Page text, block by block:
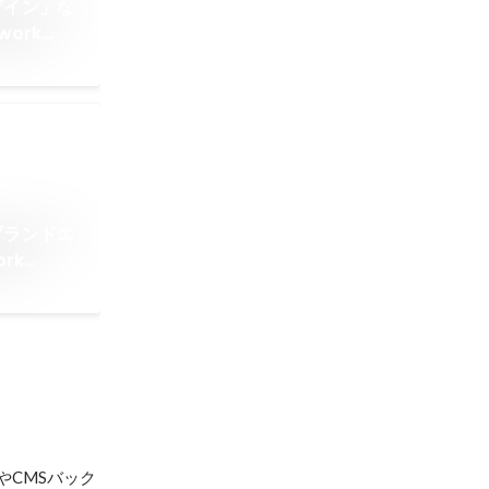
CMSバック